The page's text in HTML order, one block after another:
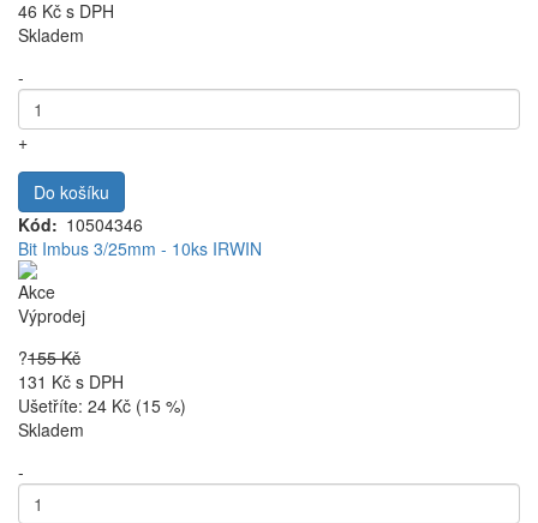
46 Kč s DPH
Skladem
-
+
Do košíku
Kód
10504346
Bit Imbus 3/25mm - 10ks IRWIN
Akce
Výprodej
?155 Kč
131 Kč s DPH
Ušetříte: 24 Kč (15 %)
Skladem
-